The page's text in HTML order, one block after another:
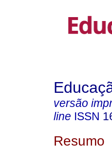
versão
line ISSN
Resumo